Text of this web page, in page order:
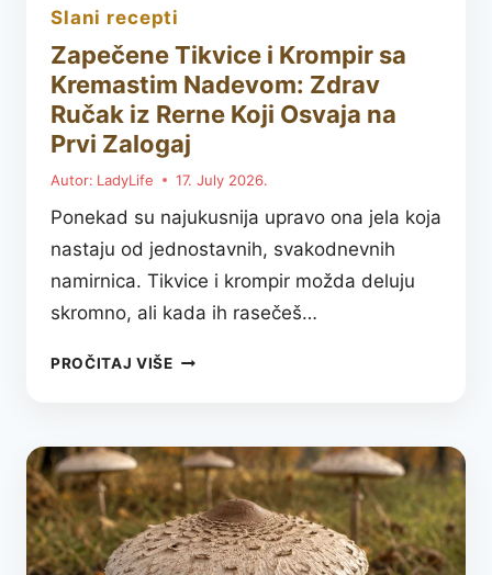
slani recepti
Zapečene Tikvice i Krompir sa
Kremastim Nadevom: Zdrav
Ručak iz Rerne Koji Osvaja na
Prvi Zalogaj
Autor: LadyLife 17. July 2026.
Ponekad su najukusnija upravo ona jela koja
nastaju od jednostavnih, svakodnevnih
namirnica. Tikvice i krompir možda deluju
skromno, ali kada ih rasečeš…
PROČITAJ VIŠEZAPEČENE
SA
KREMASTIM
NADEVOM:
ZDRAV
RUČAK